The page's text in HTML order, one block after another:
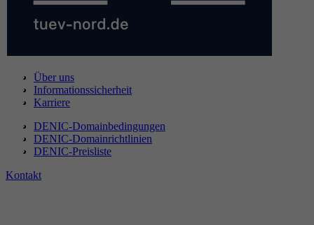
Über uns
Informationssicherheit
Karriere
DENIC-Domainbedingungen
DENIC-Domainrichtlinien
DENIC-Preisliste
Kontakt